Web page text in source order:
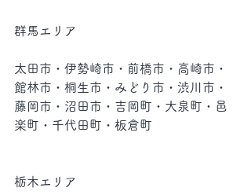
群馬エリア
太田市・伊勢崎市・前橋市・高崎市・
館林市・桐生市・みどり市・渋川市・
藤岡市・沼田市・吉岡町・大泉町・邑
楽町・千代田町・板倉町
栃木エリア